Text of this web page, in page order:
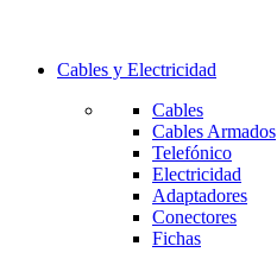
Cables y Electricidad
Cables
Cables Armados
Telefónico
Electricidad
Adaptadores
Conectores
Fichas